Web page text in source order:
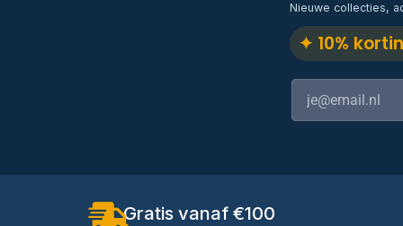
Nieuwe collecties,
✦ 10%
Gratis vanaf €100